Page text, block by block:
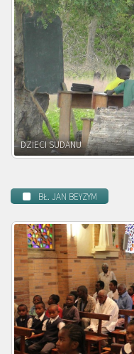
DZIECI ZAMBII
BŁ. JAN BEYZYM